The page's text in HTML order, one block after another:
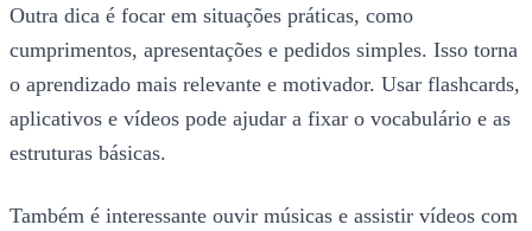
Outra dica é focar em situações práticas, como
cumprimentos, apresentações e pedidos simples. Isso torna
o aprendizado mais relevante e motivador. Usar flashcards,
aplicativos e vídeos pode ajudar a fixar o vocabulário e as
estruturas básicas.
Também é interessante ouvir músicas e assistir vídeos com